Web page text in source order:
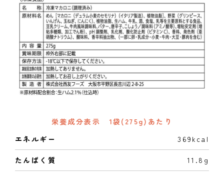
栄養成分表示 1袋(275g)あたり
エネルギー
369kcal
たんぱく質 11.8g